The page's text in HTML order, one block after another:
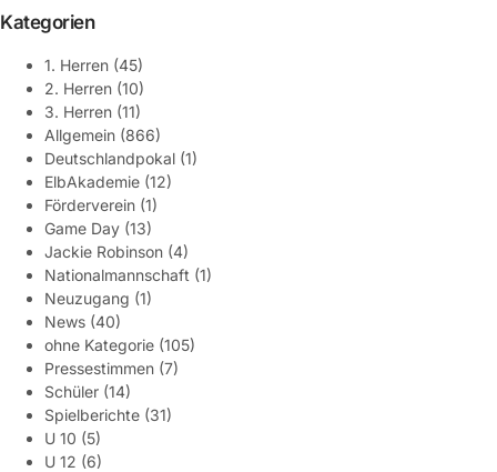
Kategorien
1. Herren (45)
2. Herren (10)
3. Herren (11)
Allgemein (866)
Deutschlandpokal (1)
ElbAkademie (12)
Förderverein (1)
Game Day (13)
Jackie Robinson (4)
Nationalmannschaft (1)
Neuzugang (1)
News (40)
ohne Kategorie (105)
Pressestimmen (7)
Schüler (14)
Spielberichte (31)
U 10 (5)
U 12 (6)